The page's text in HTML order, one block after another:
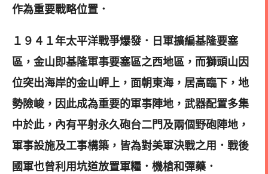
作為重要戰略位置．
１９４１年太平洋戰爭爆發．日軍擴編基隆要塞
區，金山即基隆軍事要塞區之西地區，而獅頭山因
位突出海岸的金山岬上，面朝東海，居高臨下，地
勢險峻，因此成為重要的軍事陣地，武器配置多集
中於此，內有平射永久砲台二門及兩個野砲陣地，
軍事設施及工事構築，皆為對美軍決戰之用．戰後
國軍也曾利用坑道放置軍糧．機槍和彈藥．